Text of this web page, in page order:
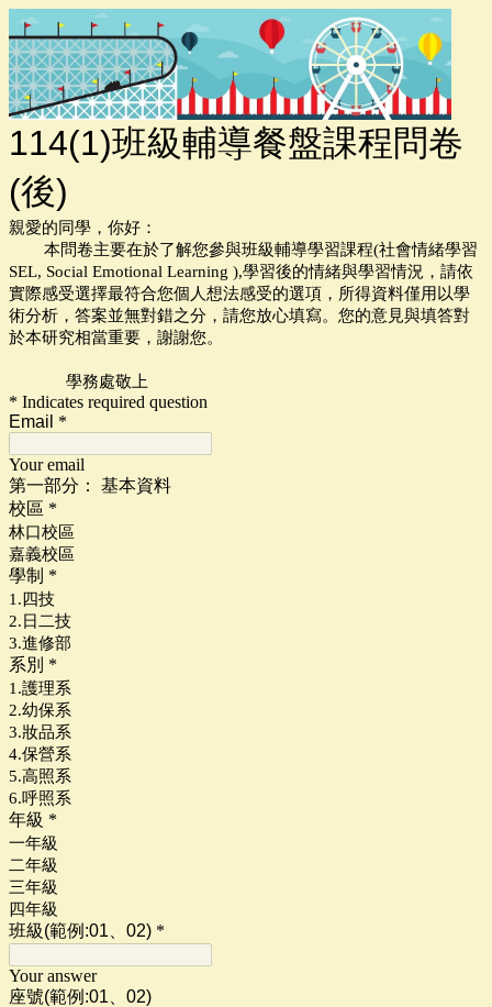
114(1)班級輔導餐盤課程問卷
(後)
親愛的同學，你好：
本問卷主要在於了解您參與班級輔導學習課程(社會情緒學習
SEL, Social Emotional Learning ),學習後的情緒與學習情況，請依
實際感受選擇最符合您個人想法感受的選項，所得資料僅用以學
術分析，答案並無對錯之分，請您放心填寫。您的意見與填答對
於本研究相當重要，謝謝您。
學務處敬上
* Indicates required question
Email *
Your email
第一部分： 基本資料
校區 *
林口校區
嘉義校區
學制 *
1.四技
2.日二技
3.進修部
系別 *
1.護理系
2.幼保系
3.妝品系
4.保營系
5.高照系
6.呼照系
年級 *
一年級
二年級
三年級
四年級
班級(範例:01、02) *
Your answer
座號(範例:01、02)